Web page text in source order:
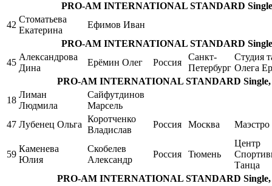
PRO-AM INTERNATIONAL STANDARD
42
Стоматьева
Екатерина
Ефимов Иван
PRO-AM INTERNATIONAL STANDARD
45
Александрова
Дина
Ерёмин Олег Россия
Санкт-
Петербург
Студия
Олега
PRO-AM INTERNATIONAL STANDARD Single,
18
Лиман
Людмила
Сайфутдинов
Марсель
47 Лубенец Ольга
Коротченко
Владислав
Россия Москва Маэстро
59
Каменева
Юлия
Скобелев
Александр
Россия Тюмень
Центр
Танца
PRO-AM INTERNATIONAL STANDARD Single,